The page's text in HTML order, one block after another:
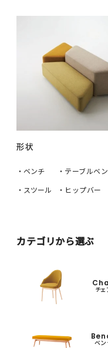
形状
・ベンチ
・スツール
・テーブルベ
・ヒップバー
カテゴリから選ぶ
チェ
ベン